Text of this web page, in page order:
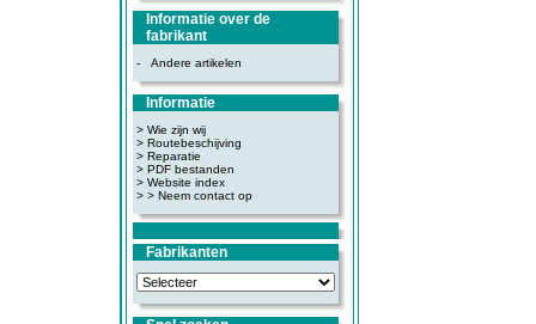
Informatie over de
fabrikant
- Andere artikelen
Informatie
> Wie zijn wij
> Routebeschijving
> Reparatie
> PDF bestanden
> Website index
> > Neem contact op
Fabrikanten